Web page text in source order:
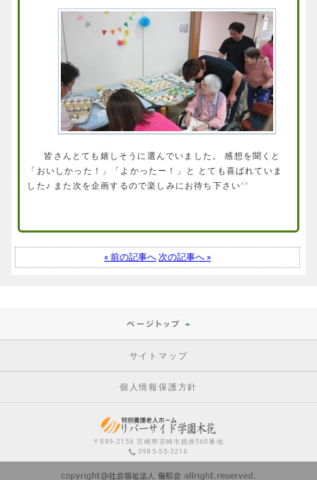
皆さんとても嬉しそうに選んでいました。 感想を聞くと
「おいしかった！」「よかったー！」と とても喜ばれていま
した♪ また次を企画するので楽しみにお待ち下さい^^
« 前の記事へ 次の記事へ »
サイトマップ
個人情報保護方針
〒889-2156 宮崎県宮崎市鏡洲560番地
0985-55-3210